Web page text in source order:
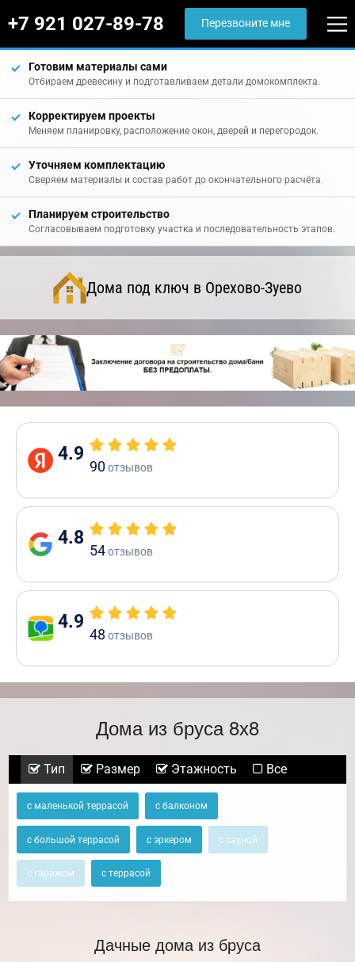
+7 921 027-89-78 Перезвоните мне
Готовим материалы сами
Отбираем древесину и подготавливаем детали домокомплекта.
Корректируем проекты
Меняем планировку, расположение окон, дверей и перегородок.
Уточняем комплектацию
Сверяем материалы и состав работ до окончательного расчёта.
Планируем строительство
Согласовываем подготовку участка и последовательность этапов.
Дома под ключ в Орехово-Зуево
4.9
90отзывов
4.8
54отзывов
4.9
48 отзывов
Дома из бруса 8х8
Тип Размер Этажность Все
с маленькой террасой с балконом
с большой террасой с эркером с сауной
с гаражом с террасой
Дачные дома из бруса